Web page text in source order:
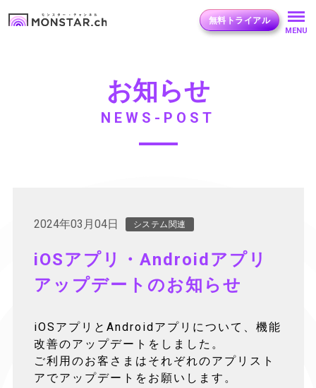
無料トライアル
MENU
お知らせ
NEWS-POST
2024年03月04日 システム関連
iOSアプリ・Androidアプリ
アップデートのお知らせ
iOSアプリとAndroidアプリについて、機能
改善のアップデートをしました。
ご利用のお客さまはそれぞれのアプリスト
アでアップデートをお願いします。